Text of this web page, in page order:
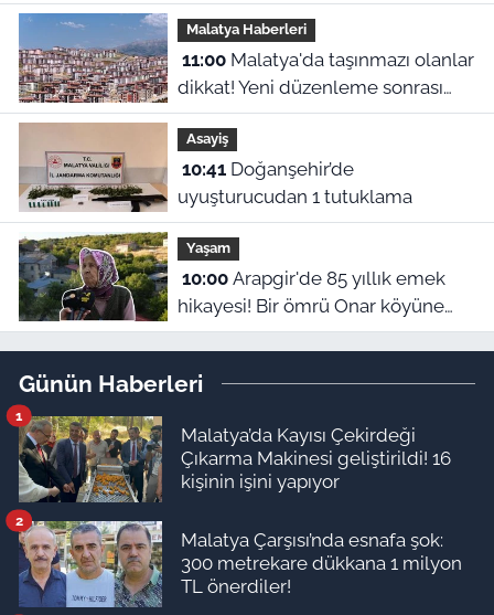
çekti
Malatya Haberleri
11:00Malatya'da taşınmazı olanlar
dikkat! Yeni düzenleme sonrası
gözler 2027 hesaplamalarına
çevrildi
Asayiş
10:41Doğanşehir’de
uyuşturucudan 1 tutuklama
Yaşam
10:00Arapgir'de 85 yıllık emek
hikayesi! Bir ömrü Onar köyüne
adadı
Günün Haberleri
Malatya’da Kayısı Çekirdeği
Çıkarma Makinesi geliştirildi! 16
kişinin işini yapıyor
1
Malatya Çarşısı’nda esnafa şok:
300 metrekare dükkana 1 milyon
TL önerdiler!
2